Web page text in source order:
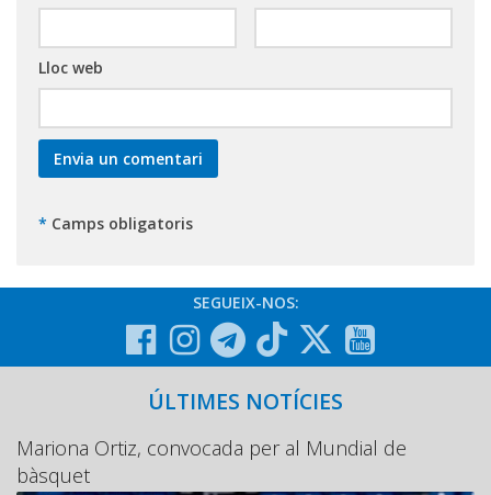
Lloc web
* Camps obligatoris
SEGUEIX-NOS:
ÚLTIMES NOTÍCIES
Mariona Ortiz, convocada per al Mundial de
bàsquet